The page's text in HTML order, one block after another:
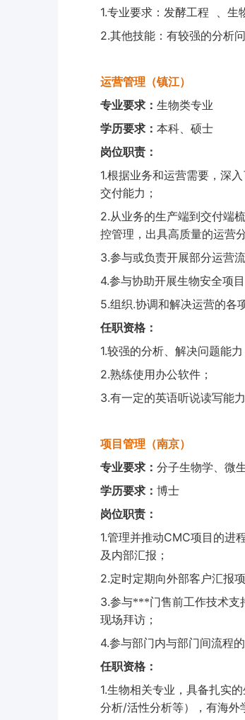
1.专业要求：发酵工程 、生
2.其他技能：有较强的分析
运营管理（镇江）
专业要求： 生物类专业
学历要求： 本科、硕士
岗位职责：
1.根据业务和运营需要，深
交付能力；
2.从业务的生产端到交付端
控管理，出具高质量的运营
3.参与或负责开展部分运营
4.参与协助开展生物安全项
5.组织.协调和解决运营的各
任职资格：
1.较强的分析、解决问题能
2.熟练使用办公软件；
3.有一定的英语听说读写能力
项目管理（南京）
专业要求： 分子生物学、微
学历要求： 博士
岗位职责：
1.管理并推动CMC项目的进
及内部汇报；
2.定时定期向外部客户汇报
3.参与***门售前工作技术支
现场拜访；
4.参与部门内与部门间流程
任职资格：
1.生物相关专业，具备扎实
分析/活性分析等），有海外